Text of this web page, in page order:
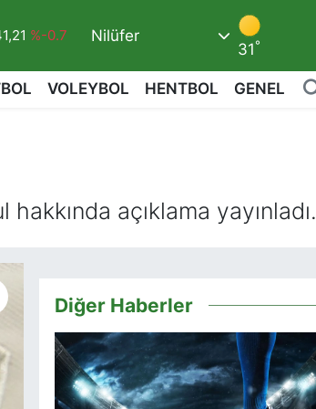
%0.17
%0.01
%-0.76
Nilüfer
31°
VOLEYBOL HENTBOL GENEL
açıklama yayınladı.
Diğer Haberler